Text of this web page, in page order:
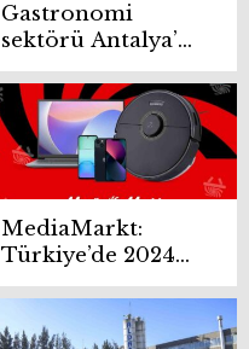
Gastronomi
sektörü Antalya’da
buluşuyor
MediaMarkt:
Türkiye’de 2024
yılının en trend
ürünleri